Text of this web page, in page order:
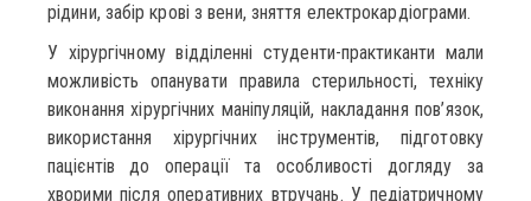
рідини, забір крові з вени, зняття електрокардіограми.
У хірургічному відділенні студенти-практиканти мали
можливість опанувати правила стерильності, техніку
виконання хірургічних маніпуляцій, накладання пов’язок,
використання хірургічних інструментів, підготовку
пацієнтів до операції та особливості догляду за
хворими після оперативних втручань. У педіатричному